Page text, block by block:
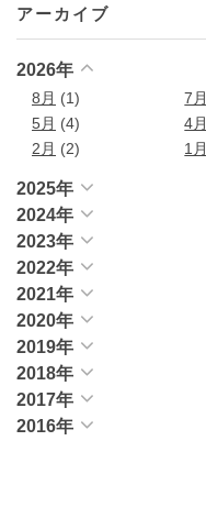
アーカイブ
2026年
8月 (1) 7月
5月 (4) 4月
2月 (2) 1月
2025年
2024年
2023年
2022年
2021年
2020年
2019年
2018年
2017年
2016年